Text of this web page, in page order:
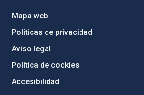
Mapa web
Políticas de privacidad
Aviso legal
Política de cookies
Accesibilidad